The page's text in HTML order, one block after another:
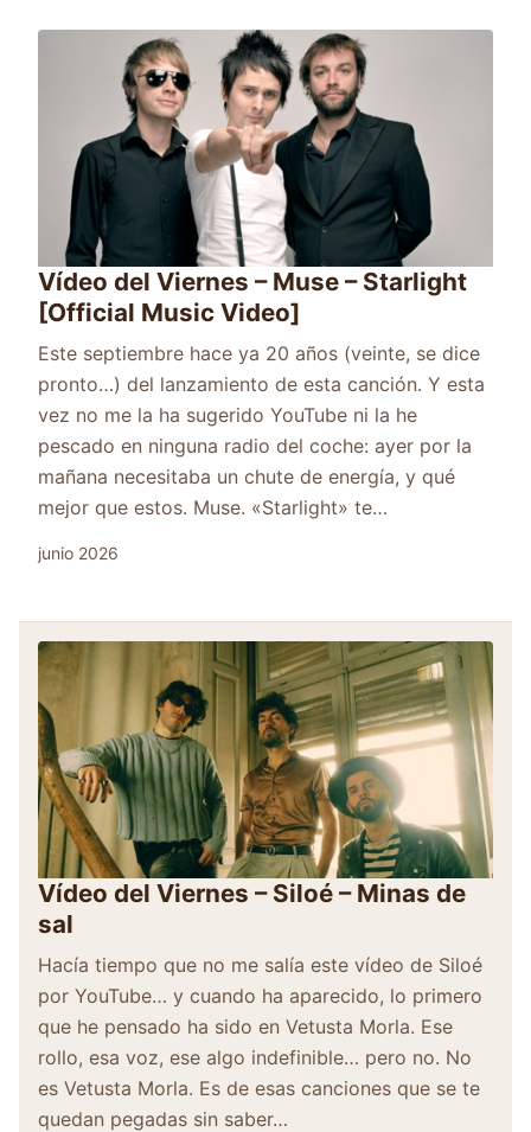
Vídeo del Viernes – Muse – Starlight
[Official Music Video]
Este septiembre hace ya 20 años (veinte, se dice
pronto…) del lanzamiento de esta canción. Y esta
vez no me la ha sugerido YouTube ni la he
pescado en ninguna radio del coche: ayer por la
mañana necesitaba un chute de energía, y qué
mejor que estos. Muse. «Starlight» te…
junio 2026
Vídeo del Viernes – Siloé – Minas de
sal
Hacía tiempo que no me salía este vídeo de Siloé
por YouTube… y cuando ha aparecido, lo primero
que he pensado ha sido en Vetusta Morla. Ese
rollo, esa voz, ese algo indefinible… pero no. No
es Vetusta Morla. Es de esas canciones que se te
quedan pegadas sin saber…